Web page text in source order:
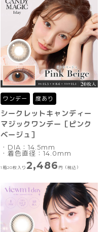
ワンデー 度あり
シークレットキャンディー
マジックワンデー［ピンク
ベージュ］
・DIA：14.5mm
・着色直径：14.0mm
1箱20枚入り 2,486 円（税込）